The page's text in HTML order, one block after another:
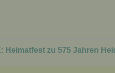
Heimatfest zu 575 Jahren